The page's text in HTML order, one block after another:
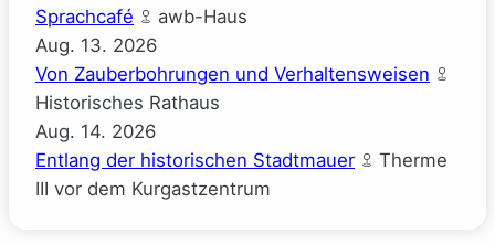
Sprachcafé
awb-Haus
Aug. 13. 2026
Von Zauberbohrungen und Verhaltensweisen
Historisches Rathaus
Aug. 14. 2026
Entlang der historischen Stadtmauer
Therme
III vor dem Kurgastzentrum